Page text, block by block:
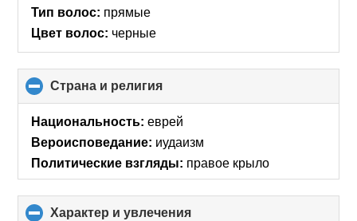
Тип волос: прямые
Цвет волос: черные
Страна и религия
to
collapse
Национальность: еврей
Вероисповедание: иудаизм
Политические взгляды: правое крыло
Характер и увлечения